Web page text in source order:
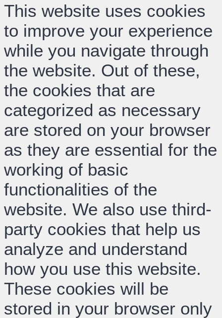
This website uses cookies
to improve your experience
while you navigate through
the website. Out of these,
the cookies that are
categorized as necessary
are stored on your browser
as they are essential for the
working of basic
functionalities of the
website. We also use third-
party cookies that help us
analyze and understand
how you use this website.
These cookies will be
stored in your browser only